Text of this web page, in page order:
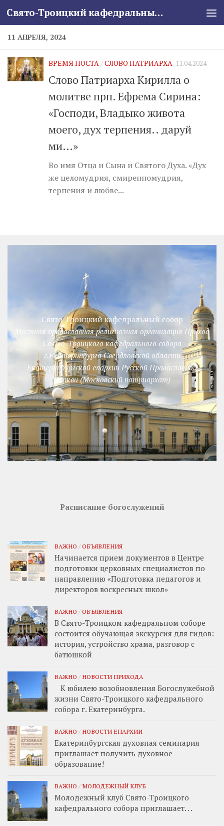
Skip to content Свято-Троицкий кафедральный собор
11 АПРЕЛЯ, 2024
ВРЕМЯ ПОСТА/СЛОВО ПАТРИАРХА 11.04.2024
Слово Патриарха Кирилла о
молитве прп. Ефрема Сирина:
«Господи, Владыко живота
моего, дух терпения.. даруй
ми…»
Во имя Отца и Сына и Святого Духа. «Дух
же целомудрия, смиренномудрия,
терпения и любве...
Свято-Троицкий кафедральный собор
Местная православная религиозная организация Приход
Свято-Троицкого кафедрального собора
г.Екатеринбурга Свердловской области
Екатеринбургской епархии Русской Православной
Церкви (Московский патриархат)
Расписание богослужений
ВАЖНО / ОБЪЯВЛЕНИЯ
Начинается прием документов в Центре
подготовки церковных специалистов по
направлению «Подготовка педагогов и
директоров воскресных школ»
ВАЖНО / ОБЪЯВЛЕНИЯ
В Свято-Троицком кафедральном соборе
состоится обучающая экскурсия для гидов:
история, устройство храма, разговор с
батюшкой
ВАЖНО / НОВОСТИ ПРИХОДА
К юбилею возобновления Богослужебной
жизни Свято-Троицкого кафедрального
собора г. Екатеринбурга.
ВАЖНО / НОВОСТИ ЕПАРХИИ
Екатеринбургская духовная семинария
приглашает получить духовное
образование!
ВАЖНО / МОЛОДЕЖНЫЙ КЛУБ
Молодежный клуб Свято-Троицкого
кафедрального собора приглашает. . .